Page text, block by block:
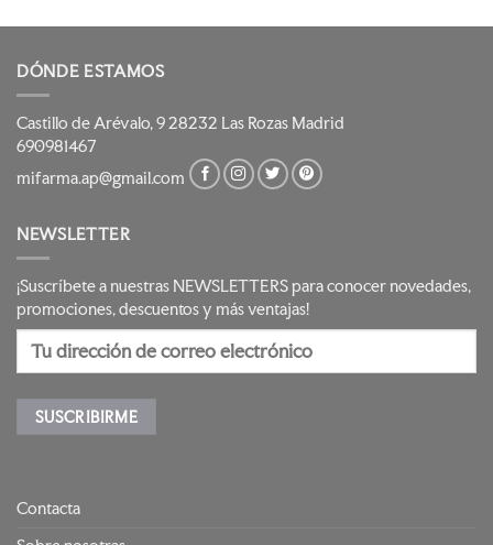
DÓNDE ESTAMOS
Castillo de Arévalo, 9 28232 Las Rozas Madrid
690981467
mifarma.ap@gmail.com
NEWSLETTER
¡Suscríbete a nuestras NEWSLETTERS para conocer novedades,
promociones, descuentos y más ventajas!
Contacta